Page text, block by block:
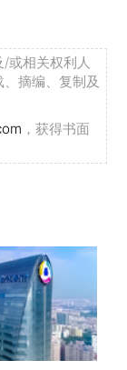
或相关权利人
摘编、复制及
，获得书面